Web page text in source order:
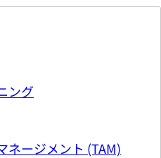
ング
ネージメント (TAM)